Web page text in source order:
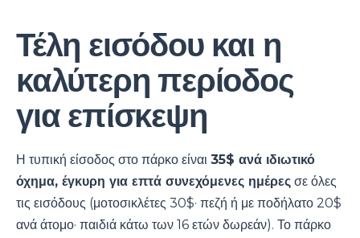
Τέλη εισόδου και η
καλύτερη περίοδος
για επίσκεψη
Η τυπική είσοδος στο πάρκο είναι 35$ ανά ιδιωτικό
όχημα, έγκυρη για επτά συνεχόμενες ημέρες σε όλες
τις εισόδους (μοτοσικλέτες 30$· πεζή ή με ποδήλατο 20$
ανά άτομο· παιδιά κάτω των 16 ετών δωρεάν). Το πάρκο